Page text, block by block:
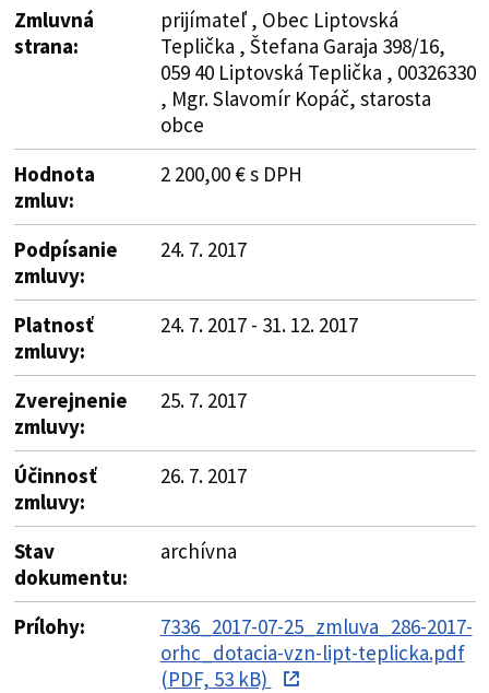
Zmluvná
strana:
prijímateľ , Obec Liptovská
Teplička , Štefana Garaja 398/16,
059 40 Liptovská Teplička , 00326330
, Mgr. Slavomír Kopáč, starosta
obce
Hodnota
zmluv:
2 200,00 € s DPH
Podpísanie
zmluvy:
24. 7. 2017
Platnosť
zmluvy:
24. 7. 2017 - 31. 12. 2017
Zverejnenie
zmluvy:
25. 7. 2017
Účinnosť
zmluvy:
26. 7. 2017
Stav
dokumentu:
archívna
Prílohy:
7336_2017-07-25_zmluva_286-2017-
orhc_dotacia-vzn-lipt-teplicka.pdf
(PDF, 53 kB)